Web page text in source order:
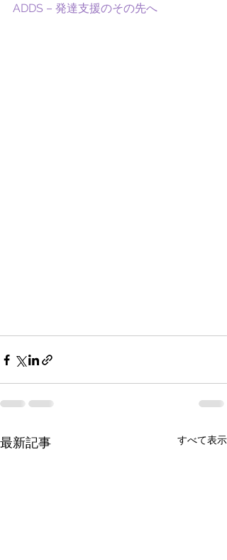
ADDS – 発達支援のその先へ
最新記事 すべて表示